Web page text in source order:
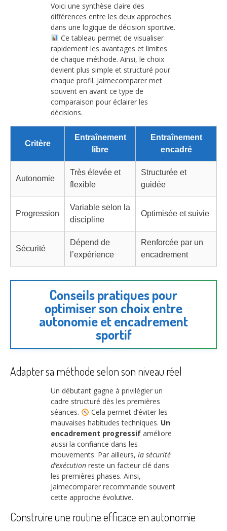
Voici une synthèse claire des
différences entre les deux approches
dans une logique de décision sportive.
Ce tableau permet de visualiser
rapidement les avantages et limites
de chaque méthode. Ainsi, le choix
devient plus simple et structuré pour
chaque profil. Jaimecomparer met
souvent en avant ce type de
comparaison pour éclairer les
décisions.
Critère
Entraînement
libre
Entraînement
encadré
Autonomie
Très élevée et
flexible
Structurée et
guidée
Progression
Variable selon la
discipline
Optimisée et suivie
Sécurité
Dépend de
l’expérience
Renforcée par un
encadrement
Conseils pratiques pour
optimiser son choix entre
autonomie et encadrement
sportif
Adapter sa méthode selon son niveau réel
Un débutant gagne à privilégier un
cadre structuré dès les premières
séances.
Cela permet d’éviter les
mauvaises habitudes techniques. Un
encadrement progressif améliore
aussi la confiance dans les
mouvements. Par ailleurs, la sécurité
d’exécution reste un facteur clé dans
les premières phases. Ainsi,
Jaimecomparer recommande souvent
cette approche évolutive.
Construire une routine efficace en autonomie